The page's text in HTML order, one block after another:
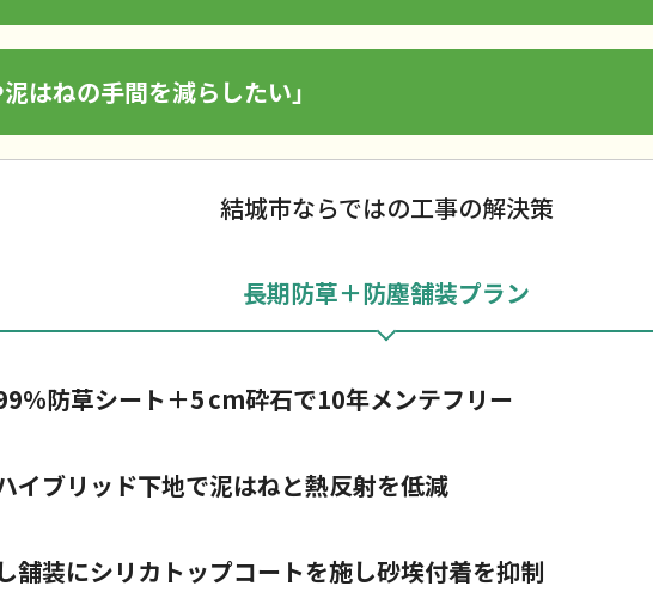
泥はねの手間を減らしたい」
結城市ならではの工事の解決策
長期防草＋防塵舗装プラン
％防草シート＋5 cm砕石で10年メンテフリー
イブリッド下地で泥はねと熱反射を低減
舗装にシリカトップコートを施し砂埃付着を抑制